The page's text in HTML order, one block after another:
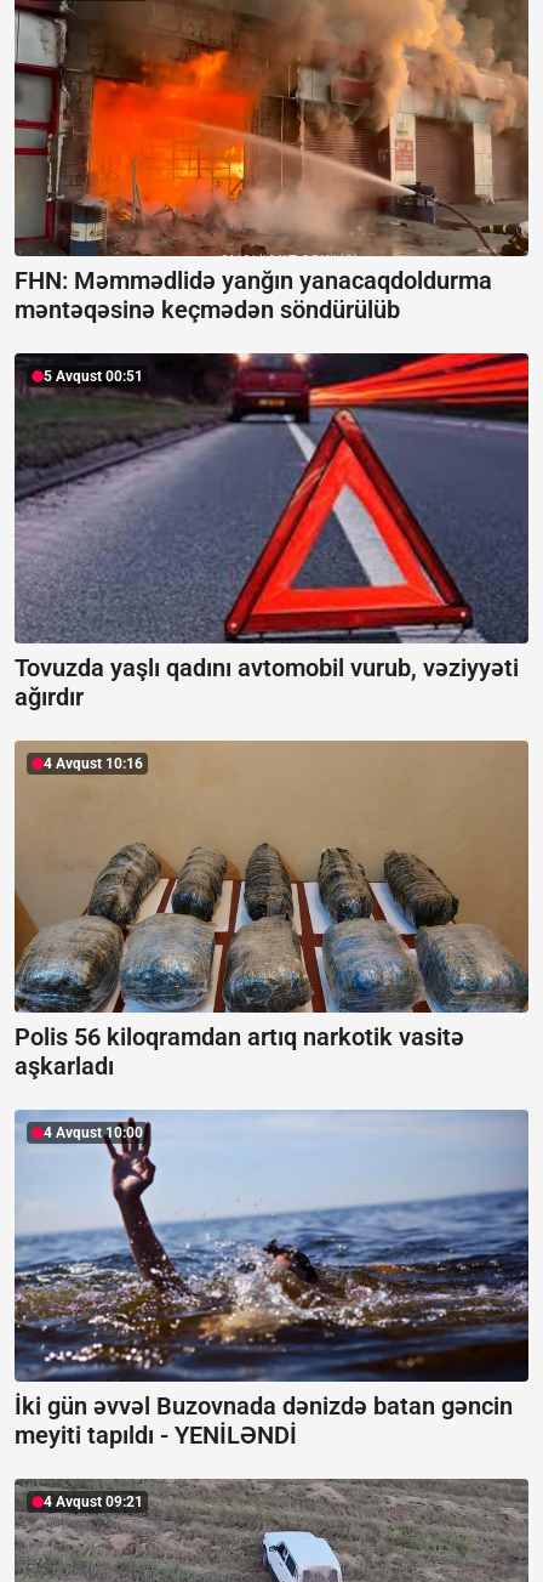
FHN: Məmmədlidə yanğın yanacaqdoldurma
məntəqəsinə keçmədən söndürülüb
5 Avqust 00:51
Tovuzda yaşlı qadını avtomobil vurub, vəziyyəti
ağırdır
4 Avqust 10:16
Polis 56 kiloqramdan artıq narkotik vasitə
aşkarladı
4 Avqust 10:00
İki gün əvvəl Buzovnada dənizdə batan gəncin
meyiti tapıldı - YENİLƏNDİ
4 Avqust 09:21